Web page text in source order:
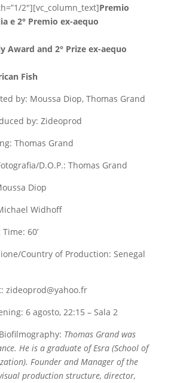
2″][vc_column_text]Premio
e 2° Premio ex-aequo
Award and 2° Prize ex-aequo
Fish
by: Moussa Diop, Thomas Grand
by: Zideoprod
Thomas Grand
D.O.P.: Thomas Grand
Diop
Widhoff
60’
Country of Production: Senegal
zideoprod@yahoo.fr
6 agosto, 22:15 – Sala 2
Thomas Grand was
He is a graduate of Esra (School of
Founder and Manager of the
production structure, director,